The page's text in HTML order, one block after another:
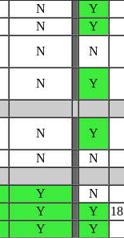
N
Y
N
Y
N N
N Y
N
Y
N N
Y
N
Y Y
Y
Y